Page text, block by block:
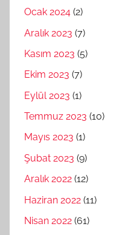
Ocak 2024 (2)
Aralık 2023 (7)
Kasım 2023 (5)
Ekim 2023 (7)
Eylül 2023 (1)
Temmuz 2023 (10)
Mayıs 2023 (1)
Şubat 2023 (9)
Aralık 2022 (12)
Haziran 2022 (11)
Nisan 2022 (61)